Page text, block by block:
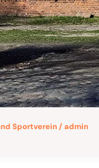
Sportverein/admin